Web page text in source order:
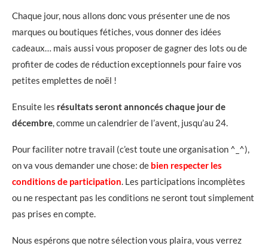
Chaque jour, nous allons donc vous présenter une de nos
marques ou boutiques fétiches, vous donner des idées
cadeaux… mais aussi vous proposer de gagner des lots ou de
profiter de codes de réduction exceptionnels pour faire vos
petites emplettes de noël !
Ensuite les résultats seront annoncés chaque jour de
décembre , comme un calendrier de l’avent, jusqu’au 24.
Pour faciliter notre travail (c’est toute une organisation ^_^),
on va vous demander une chose: de bien respecter les
conditions de participation . Les participations incomplètes
ou ne respectant pas les conditions ne seront tout simplement
pas prises en compte.
Nous espérons que notre sélection vous plaira, vous verrez